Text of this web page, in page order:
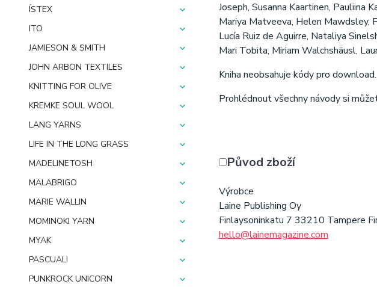
ÍSTEX
ITO
JAMIESON & SMITH
JOHN ARBON TEXTILES
KNITTING FOR OLIVE
KREMKE SOUL WOOL
LANG YARNS
LIFE IN THE LONG GRASS
MADELINETOSH
MALABRIGO
MARIE WALLIN
MOMINOKI YARN
MYAK
PASCUALI
PUNKROCK UNICORN
Joseph, Susanna Kaartinen, Pauliina
Mariya Matveeva, Helen Mawdsley,
Lucía Ruiz de Aguirre, Nataliya
Mari Tobita, Miriam Walchshäusl,
Kniha neobsahuje kódy pro download.
Prohlédnout všechny návody si
Původ zboží
Výrobce
Laine Publishing Oy
Finlaysoninkatu 7 33210 Tampere
hello@lainemagazine.com